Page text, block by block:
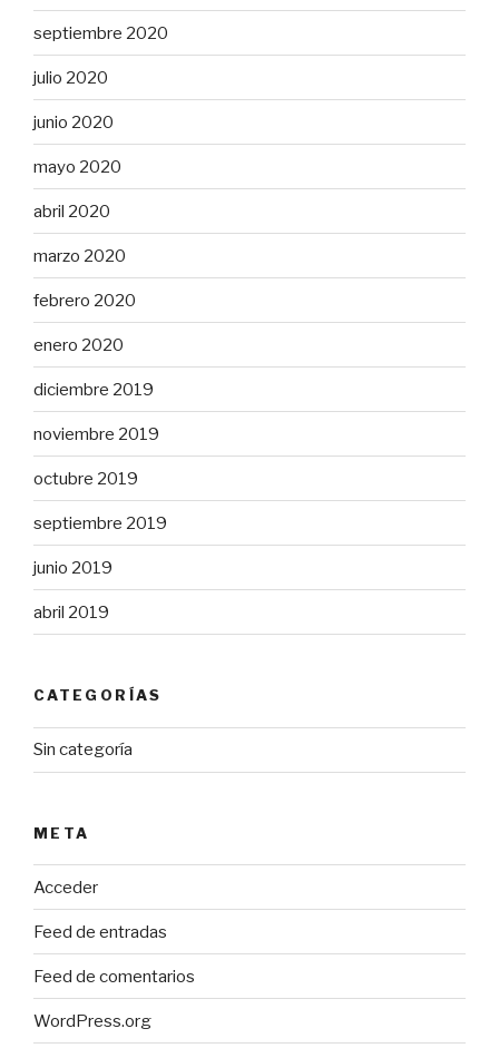
septiembre 2020
julio 2020
junio 2020
mayo 2020
abril 2020
marzo 2020
febrero 2020
enero 2020
diciembre 2019
noviembre 2019
octubre 2019
septiembre 2019
junio 2019
abril 2019
CATEGORÍAS
Sin categoría
META
Acceder
Feed de entradas
Feed de comentarios
WordPress.org